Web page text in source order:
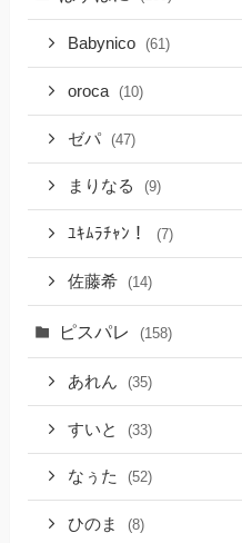
Babynico (61)
oroca (10)
ゼパ (47)
まりなる (9)
ﾕｷﾑﾗﾁｬﾝ！ (7)
佐藤希 (14)
ピスパレ (158)
あれん (35)
すいと (33)
なぅた (52)
ひのま (8)